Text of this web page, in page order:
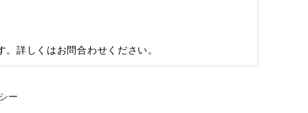
詳しくはお問合わせください。
ー